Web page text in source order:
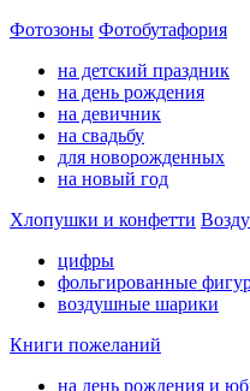
Фотозоны Фотобутафория
на детский праздник
на день рождения
на девичник
на свадьбу
для новорожденных
на новый год
Хлопушки и конфетти
цифры
фольгированные
воздушные шарики
Книги пожеланий
на день рождения и